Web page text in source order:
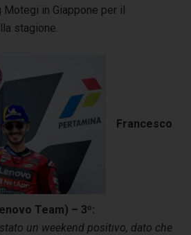
in Giappone per il
stagione.
Francesco
Team) – 3º:
un weekend positivo, dato che